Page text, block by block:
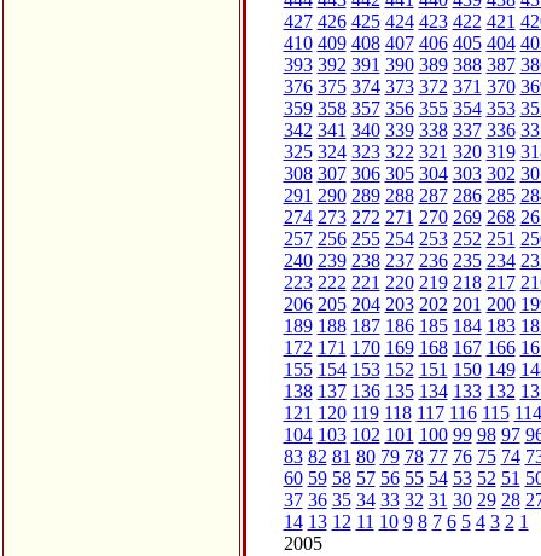
427 426 425 424 423 422 421
410 409 408 407 406 405 404
393 392 391 390 389 388 387
376 375 374 373 372 371 370
359 358 357 356 355 354 353
342 341 340 339 338 337 336
325 324 323 322 321 320 319
308 307 306 305 304 303 302
291 290 289 288 287 286 285
274 273 272 271 270 269 268
257 256 255 254 253 252 251
240 239 238 237 236 235 234
223 222 221 220 219 218 217
206 205 204 203 202 201 200
189 188 187 186 185 184 183
172 171 170 169 168 167 166
155 154 153 152 151 150 149
138 137 136 135 134 133 132
121 120 119 118 117 116 115 114
104 103 102 101 100 99 98 97
83 82 81 80 79 78 77 76 75 74
60 59 58 57 56 55 54 53 52 51
37 36 35 34 33 32 31 30 29 28
14 13 12 11 10 9 8 7 6 5 4 3 2 1
2005